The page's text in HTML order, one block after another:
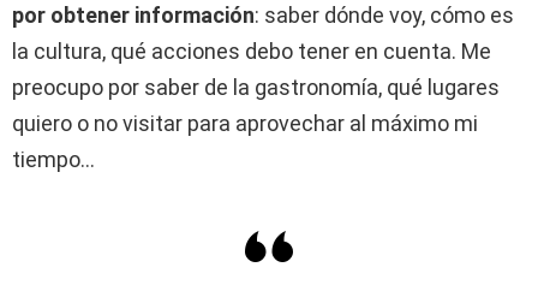
por obtener información: saber dónde voy, cómo es
la cultura, qué acciones debo tener en cuenta. Me
preocupo por saber de la gastronomía, qué lugares
quiero o no visitar para aprovechar al máximo mi
tiempo…